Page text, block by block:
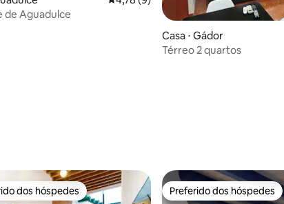
de 5, 13 avaliações
de Aguadulce
Casa ⋅ Gádor
Térreo 2 quartos
melhores preferidos dos hóspedes
dos hóspedes Preferido dos hóspedes
Preferido dos hóspedes